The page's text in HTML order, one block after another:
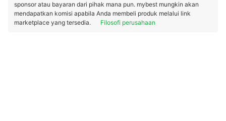
sponsor atau bayaran dari pihak mana pun. mybest mungkin akan
mendapatkan komisi apabila Anda membeli produk melalui link
marketplace yang tersedia.
Filosofi perusahaan